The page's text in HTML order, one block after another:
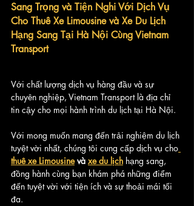
Sang Trọng và Tiện Nghi Với Dịch Vụ
Cho Thuê Xe Limousine và Xe Du Lịch
Hạng Sang Tại Hà Nội Cùng Vietnam
Transport
Với chất lượng dịch vụ hàng đầu và sự
chuyên nghiệp, Vietnam Transport là địa chỉ
tin cậy cho mọi hành trình du lịch tại Hà Nội.
Với mong muốn mang đến trải nghiệm du lịch
tuyệt vời nhất, chúng tôi cung cấp dịch vụ cho
thuê xe Limousine và xe du lịch hạng sang,
đồng hành cùng bạn khám phá những điểm
đến tuyệt vời với tiện ích và sự thoải mái tối
đa.